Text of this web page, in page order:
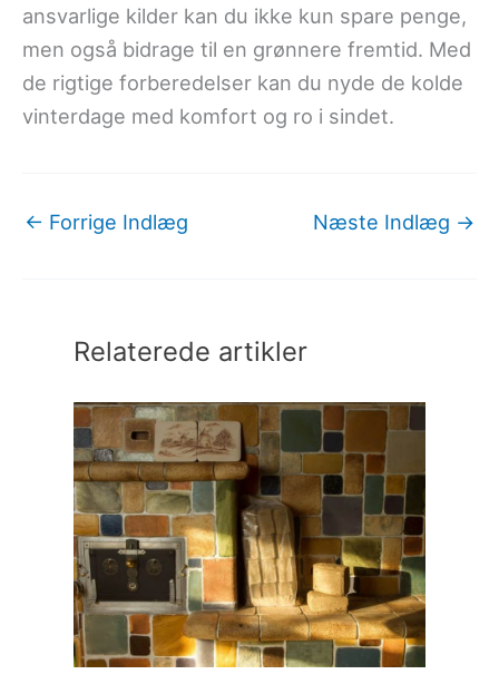
ansvarlige kilder kan du ikke kun spare penge,
men også bidrage til en grønnere fremtid. Med
de rigtige forberedelser kan du nyde de kolde
vinterdage med komfort og ro i sindet.
← Forrige Indlæg Næste Indlæg →
Relaterede artikler